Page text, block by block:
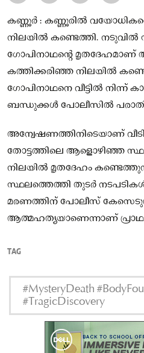
കണ്ണൂർ : കണ്ണൂരിൽ വയോധികനെ
നിലയിൽ കണ്ടെത്തി. നടുവിൽ
ഗോപിനാഥന്റെ മൃതദേഹമാണ്
കത്തിക്കരിഞ്ഞ നിലയിൽ
ഗോപിനാഥനെ വീട്ടിൽ നിന്ന്
ബന്ധുക്കൾ പോലീസിൽ
അന്വേഷണത്തിനിടെയാണ്
തോട്ടത്തിലെ ആളൊഴിഞ്ഞ
നിലയിൽ മൃതദേഹം
സ്ഥലത്തെത്തി തുടർ നടപടികൾ
മരണത്തിന് പോലീസ്
ആത്മഹത്യയാണെന്നാണ്
TAG
#MysteryDeath
#TragicDiscovery